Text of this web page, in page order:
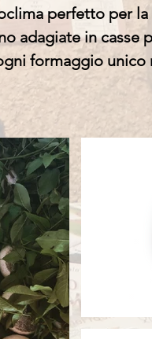
perfetto per la
adagiate in casse
formaggio unico